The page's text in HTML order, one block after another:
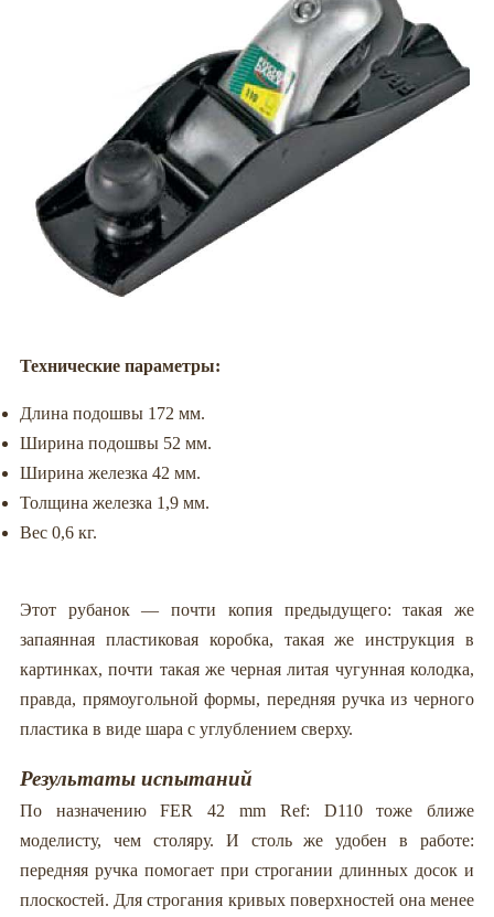
Технические параметры:
Длина подошвы 172 мм.
Ширина подошвы 52 мм.
Ширина железка 42 мм.
Толщина железка 1,9 мм.
Вес 0,6 кг.
Этот рубанок — почти копия предыдущего: такая же
запаянная пластиковая коробка, такая же инструкция в
картинках, почти такая же черная литая чугунная колодка,
правда, прямоугольной формы, передняя ручка из черного
пластика в виде шара с углублением сверху.
Результаты испытаний
По назначению FER 42 mm Ref: D110 тоже ближе
моделисту, чем столяру. И столь же удобен в работе:
передняя ручка помогает при строгании длинных досок и
плоскостей. Для строгания кривых поверхностей она менее